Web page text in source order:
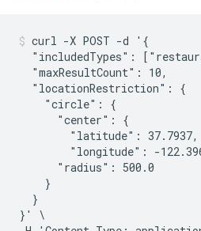
curl -X POST -d '{
"includedTypes":
  "maxResultCount": 10,
  "locationRestriction": {
    "circle": {
      "center": {
        "latitude": 37.7937,
"longitude": -
      "radius": 500.0
    }
  }
}' \